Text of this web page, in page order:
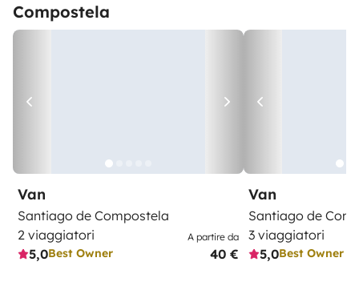
Compostela
Van
Santiago de Compostela
2 viaggiatori
5,0Best Owner
A partire da
40 €
Van
Santiago de
3 viaggiatori
5,0Best Owner